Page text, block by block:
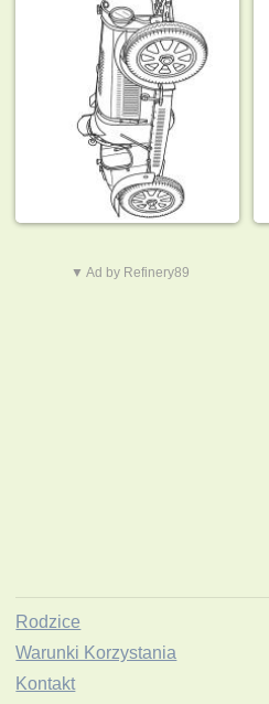
▼ Ad by Refinery89
Rodzice
Warunki Korzystania
Kontakt